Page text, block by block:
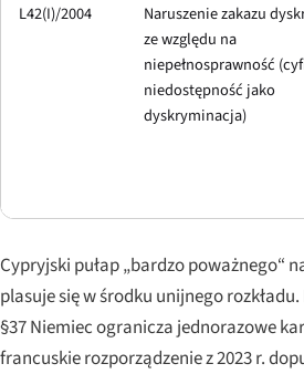
L42(I)/2004
Naruszenie zakazu
ze względu na
niepełnosprawność
niedostępność jako
dyskryminacja)
Cypryjski pułap „bardzo poważnego“
plasuje się w środku unijnego
§37 Niemiec ogranicza jednorazowe
francuskie rozporządzenie z 2023 r.